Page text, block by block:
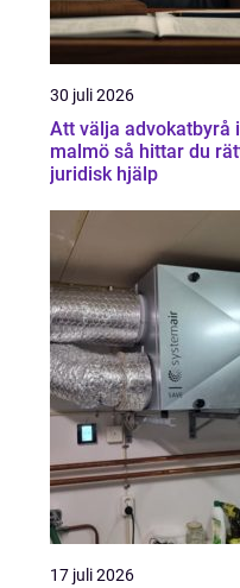
30 juli 2026
Att välja advokatbyrå i
malmö så hittar du rätt
juridisk hjälp
17 juli 2026